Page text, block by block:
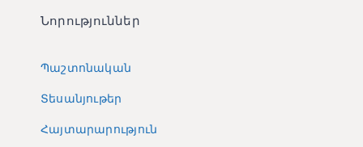
Նորություններ
Պաշտոնական
Տեսանյութեր
Հայտարարություն